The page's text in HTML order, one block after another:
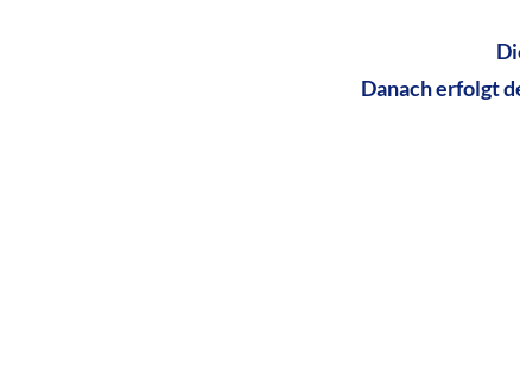
Danach erfolgt